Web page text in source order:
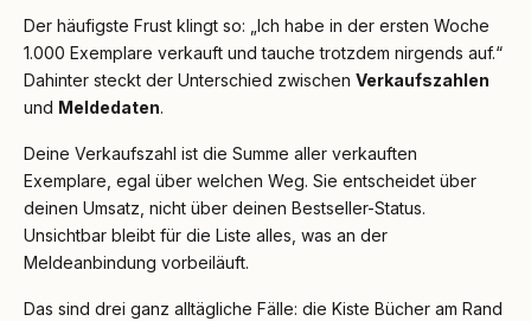
Der häufigste Frust klingt so: „Ich habe in der ersten Woche
1.000 Exemplare verkauft und tauche trotzdem nirgends auf.“
Dahinter steckt der Unterschied zwischen Verkaufszahlen
und Meldedaten.
Deine Verkaufszahl ist die Summe aller verkauften
Exemplare, egal über welchen Weg. Sie entscheidet über
deinen Umsatz, nicht über deinen Bestseller-Status.
Unsichtbar bleibt für die Liste alles, was an der
Meldeanbindung vorbeiläuft.
Das sind drei ganz alltägliche Fälle: die Kiste Bücher am Rand